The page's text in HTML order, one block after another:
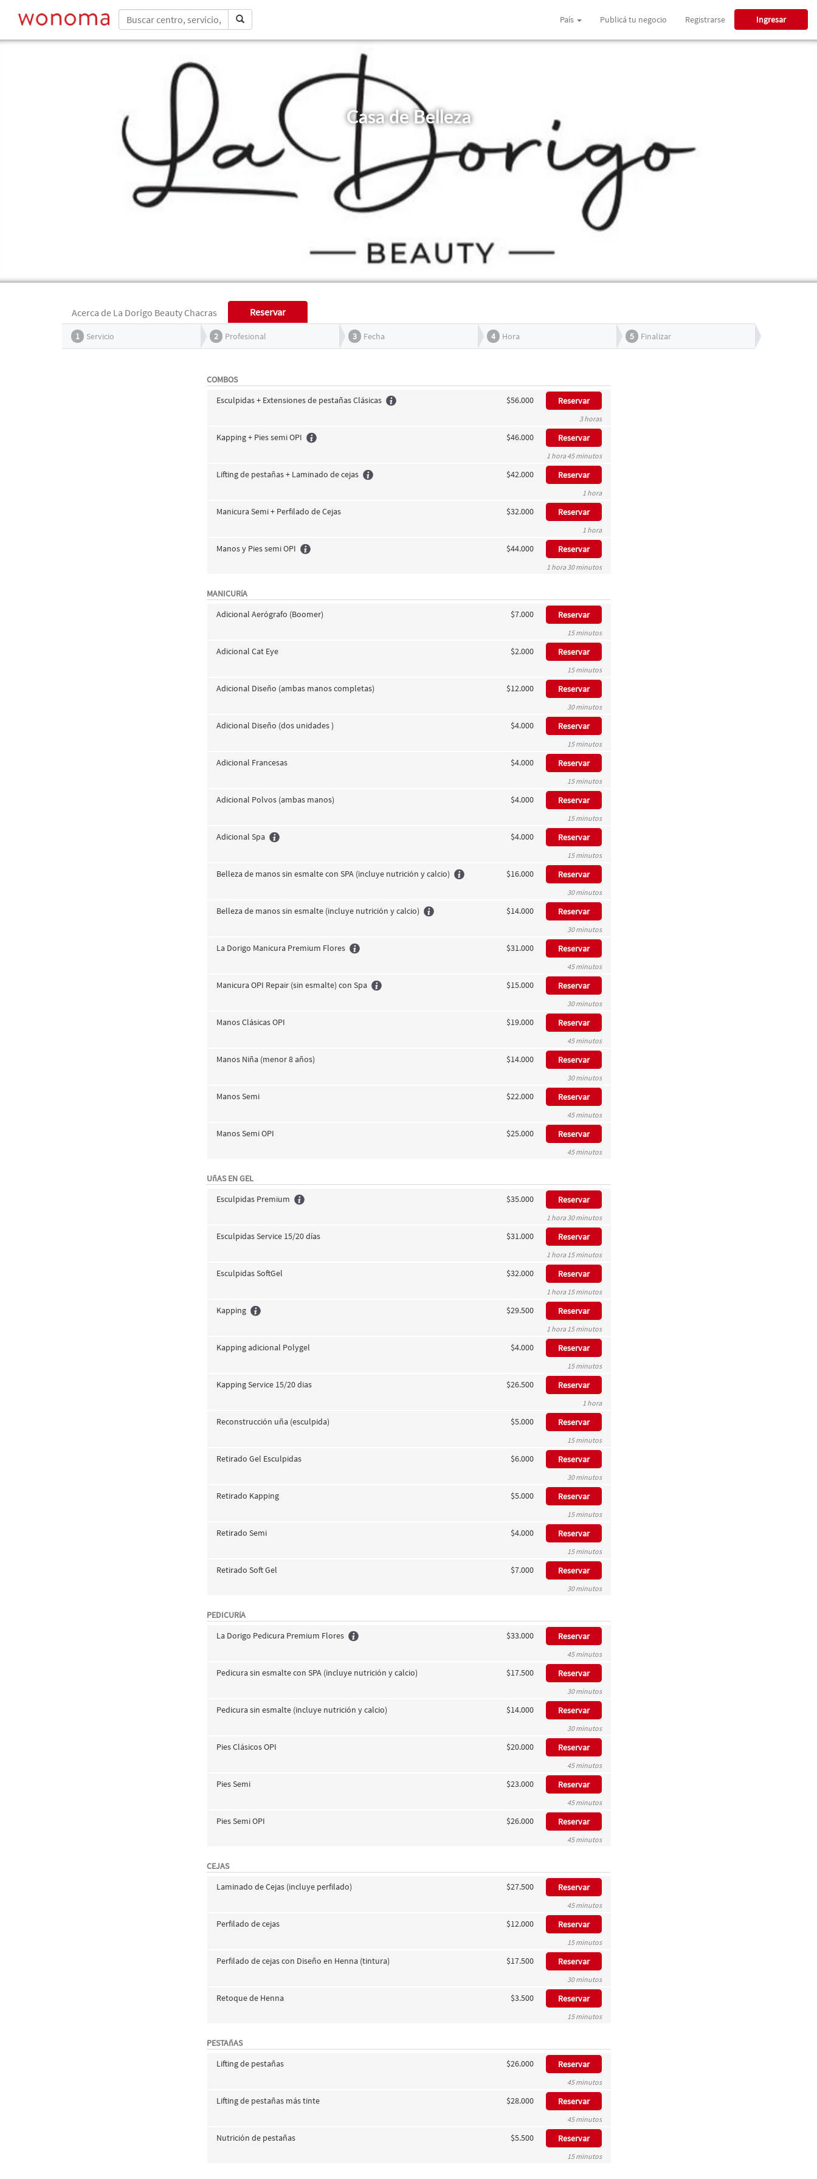
País Publicá tu negocio Registrarse Ingresar
Casa de Belleza
Acerca de La Dorigo Beauty Chacras Reservar
1 Servicio 2 Profesional 3 Fecha 4 Hora 5 Finalizar
COMBOS
Esculpidas + Extensiones de pestañas Clásicas
$56.000 Reservar
3 horas
Kapping + Pies semi OPI $46.000 Reservar
1 hora 45 minutos
Lifting de pestañas + Laminado de cejas $42.000 Reservar
1 hora
Manicura Semi + Perfilado de Cejas $32.000 Reservar
1 hora
Manos y Pies semi OPI $44.000 Reservar
1 hora 30 minutos
MANICURíA
Adicional Aerógrafo (Boomer)
$7.000 Reservar
15 minutos
Adicional Cat Eye $2.000 Reservar
15 minutos
Adicional Diseño (ambas manos completas) $12.000 Reservar
30 minutos
Adicional Diseño (dos unidades ) $4.000 Reservar
15 minutos
Adicional Francesas $4.000 Reservar
15 minutos
Adicional Polvos (ambas manos) $4.000 Reservar
15 minutos
Adicional Spa $4.000 Reservar
15 minutos
Belleza de manos sin esmalte con SPA (incluye nutrición y calcio) $16.000 Reservar
30 minutos
Belleza de manos sin esmalte (incluye nutrición y calcio) $14.000 Reservar
30 minutos
La Dorigo Manicura Premium Flores $31.000 Reservar
45 minutos
Manicura OPI Repair (sin esmalte) con Spa $15.000 Reservar
30 minutos
Manos Clásicas OPI $19.000 Reservar
45 minutos
Manos Niña (menor 8 años) $14.000 Reservar
30 minutos
Manos Semi $22.000 Reservar
45 minutos
Manos Semi OPI $25.000 Reservar
45 minutos
UñAS EN GEL
Esculpidas Premium
$35.000 Reservar
1 hora 30 minutos
Esculpidas Service 15/20 días $31.000 Reservar
1 hora 15 minutos
Esculpidas SoftGel $32.000 Reservar
1 hora 15 minutos
Kapping $29.500 Reservar
1 hora 15 minutos
Kapping adicional Polygel $4.000 Reservar
15 minutos
Kapping Service 15/20 dias $26.500 Reservar
1 hora
Reconstrucción uña (esculpida) $5.000 Reservar
15 minutos
Retirado Gel Esculpidas $6.000 Reservar
30 minutos
Retirado Kapping $5.000 Reservar
15 minutos
Retirado Semi $4.000 Reservar
15 minutos
Retirado Soft Gel $7.000 Reservar
30 minutos
PEDICURíA
La Dorigo Pedicura Premium Flores
$33.000 Reservar
45 minutos
Pedicura sin esmalte con SPA (incluye nutrición y calcio) $17.500 Reservar
30 minutos
Pedicura sin esmalte (incluye nutrición y calcio) $14.000 Reservar
30 minutos
Pies Clásicos OPI $20.000 Reservar
45 minutos
Pies Semi $23.000 Reservar
45 minutos
Pies Semi OPI $26.000 Reservar
45 minutos
CEJAS
Laminado de Cejas (incluye perfilado)
$27.500 Reservar
45 minutos
Perfilado de cejas $12.000 Reservar
15 minutos
Perfilado de cejas con Diseño en Henna (tintura) $17.500 Reservar
30 minutos
Retoque de Henna $3.500 Reservar
15 minutos
PESTAñAS
Lifting de pestañas
$26.000 Reservar
45 minutos
Lifting de pestañas más tinte $28.000 Reservar
45 minutos
Nutrición de pestañas $5.500 Reservar
15 minutos